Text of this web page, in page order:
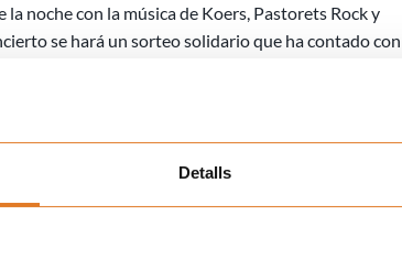
Detalls
noche con la música de Koers, Pastorets Rock y
se hará un sorteo solidario que ha contado con
Antes, entre las seis y las ocho de la tarde,
como un escape-room, sesiones de zumba y de
otros. Para esta campaña, se ha diseñado una
3 euros. Os esperamos !!